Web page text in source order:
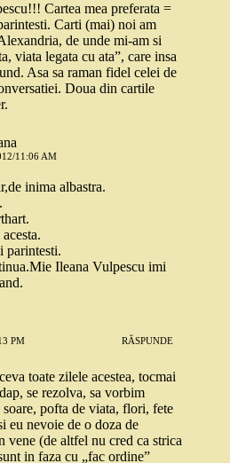
Cartea mea preferata =
Carti (mai) noi am
de unde mi-am si
viata legata cu ata”, care insa
Asa sa raman fidel celei de
Doua din cartile
11:06 AM
inima albastra.
parintesti.
Ileana Vulpescu imi
PM RĂSPUNDE
toate zilele acestea, tocmai
se rezolva, sa vorbim
pofta de viata, flori, fete
eu nevoie de o doza de
vene (de altfel nu cred ca strica
in faza cu „fac ordine”